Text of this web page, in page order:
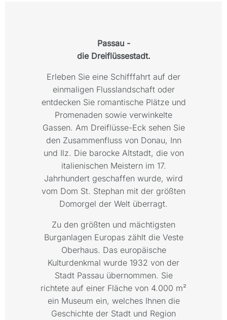
Passau -
die Dreiflüssestadt.
Erleben Sie eine Schifffahrt auf der
einmaligen Flusslandschaft oder
entdecken Sie romantische Plätze und
Promenaden sowie verwinkelte
Gassen. Am Dreiflüsse-Eck sehen Sie
den Zusammenfluss von Donau, Inn
und Ilz. Die barocke Altstadt, die von
italienischen Meistern im 17.
Jahrhundert geschaffen wurde, wird
vom Dom St. Stephan mit der größten
Domorgel der Welt überragt.
Zu den größten und mächtigsten
Burganlagen Europas zählt die Veste
Oberhaus. Das europäische
Kulturdenkmal wurde 1932 von der
Stadt Passau übernommen. Sie
richtete auf einer Fläche von 4.000 m²
ein Museum ein, welches Ihnen die
Geschichte der Stadt und Region